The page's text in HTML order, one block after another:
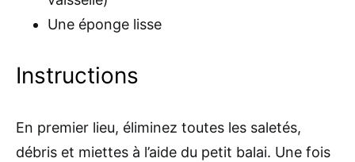
Une éponge lisse
Instructions
En premier lieu, éliminez toutes les saletés,
débris et miettes à l’aide du petit balai. Une fois